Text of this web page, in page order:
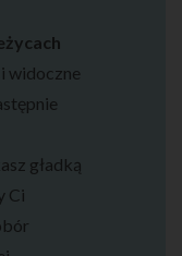
widoczne
gładką
Ci